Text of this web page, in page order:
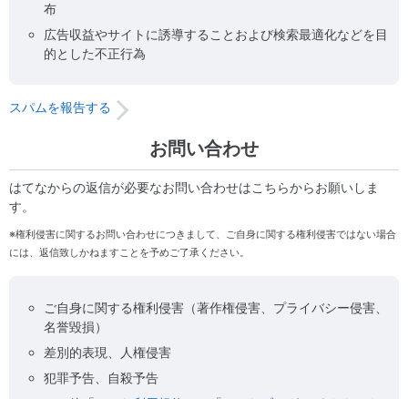
布
広告収益やサイトに誘導することおよび検索最適化などを目
的とした不正行為
スパムを報告する
お問い合わせ
はてなからの返信が必要なお問い合わせはこちらからお願いしま
す。
※権利侵害に関するお問い合わせにつきまして、ご自身に関する権利侵害ではない場合
には、返信致しかねますことを予めご了承ください。
ご自身に関する権利侵害（著作権侵害、プライバシー侵害、
名誉毀損）
差別的表現、人権侵害
犯罪予告、自殺予告